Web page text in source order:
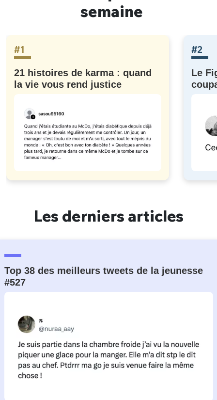
semaine
#1
21 histoires de karma : quand
la vie vous rend justice
#2
Le
Les derniers articles
Top 38 des meilleurs tweets de la jeunesse
#527